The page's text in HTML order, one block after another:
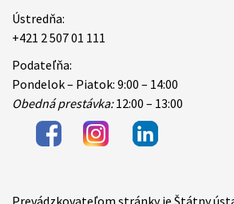
Ústredňa:
+421 2 507 01 111
Podateľňa:
Pondelok – Piatok: 9:00 – 14:00
Obedná prestávka:12:00 – 13:00
Prevádzkovateľom stránky je Štátny